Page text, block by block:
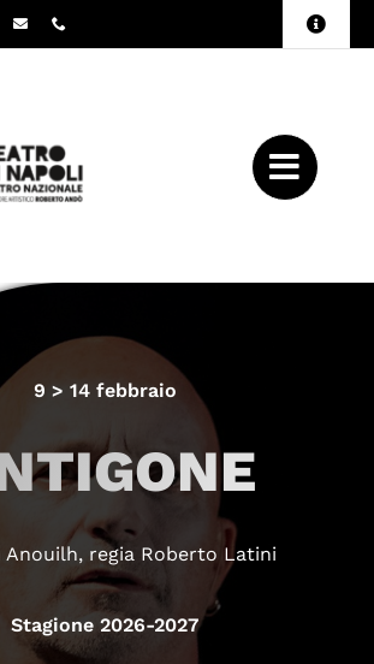
Toggle
9 > 14 febbraio
Anouilh, regia Roberto Latini
Stagione 2026-2027